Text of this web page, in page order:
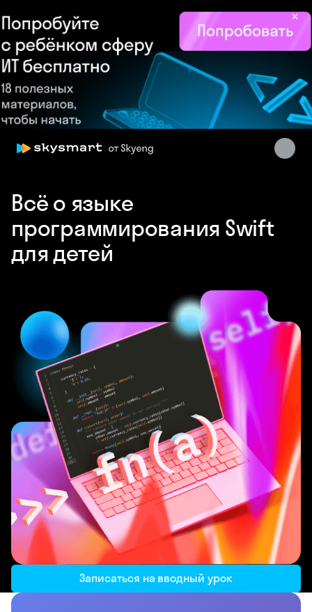
×
Всё о языке
программирования Swift
для детей
Записаться на вводный урок